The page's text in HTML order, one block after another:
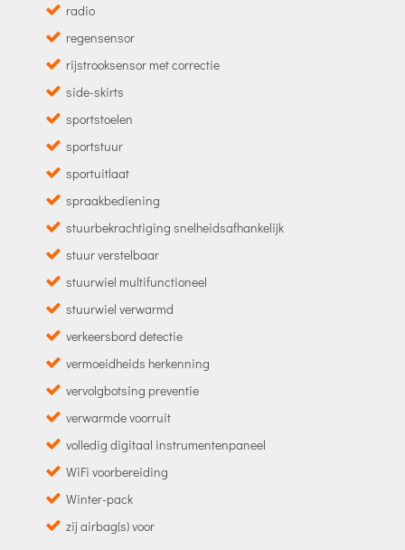
radio
regensensor
rijstrooksensor met correctie
side-skirts
sportstoelen
sportstuur
sportuitlaat
spraakbediening
stuurbekrachtiging snelheidsafhankelijk
stuur verstelbaar
stuurwiel multifunctioneel
stuurwiel verwarmd
verkeersbord detectie
vermoeidheids herkenning
vervolgbotsing preventie
verwarmde voorruit
volledig digitaal instrumentenpaneel
WiFi voorbereiding
Winter-pack
zij airbag(s) voor